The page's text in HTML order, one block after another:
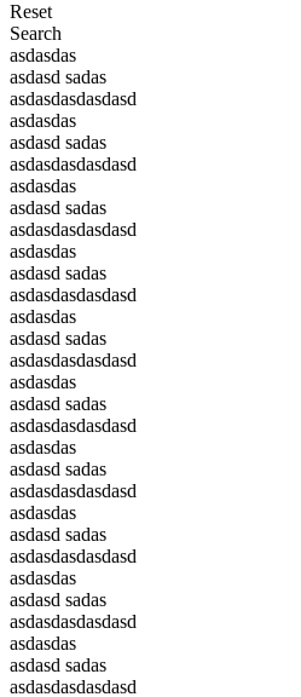
Reset
Search
asdasdas
asdasd sadas
asdasdasdasdasd
asdasdas
asdasd sadas
asdasdasdasdasd
asdasdas
asdasd sadas
asdasdasdasdasd
asdasdas
asdasd sadas
asdasdasdasdasd
asdasdas
asdasd sadas
asdasdasdasdasd
asdasdas
asdasd sadas
asdasdasdasdasd
asdasdas
asdasd sadas
asdasdasdasdasd
asdasdas
asdasd sadas
asdasdasdasdasd
asdasdas
asdasd sadas
asdasdasdasdasd
asdasdas
asdasd sadas
asdasdasdasdasd